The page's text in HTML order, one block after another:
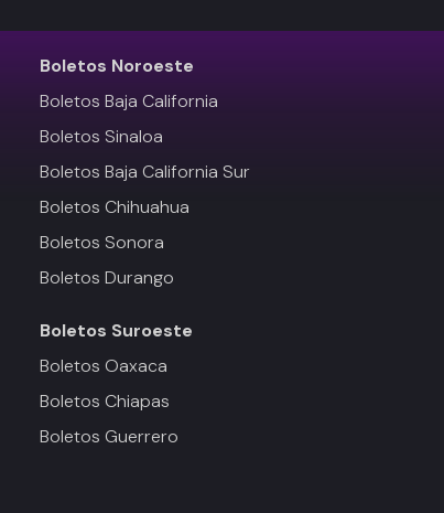
Boletos Noroeste
Boletos Baja California
Boletos Sinaloa
Boletos Baja California Sur
Boletos Chihuahua
Boletos Sonora
Boletos Durango
Boletos Suroeste
Boletos Oaxaca
Boletos Chiapas
Boletos Guerrero